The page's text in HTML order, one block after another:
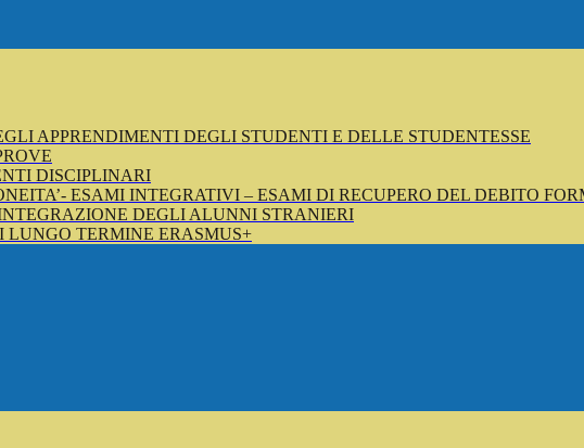
APPRENDIMENTI DEGLI STUDENTI E DELLE STUDENTESSE
DISCIPLINARI
ESAMI INTEGRATIVI – ESAMI DI RECUPERO DEL DEBITO
DEGLI ALUNNI STRANIERI
TERMINE ERASMUS+